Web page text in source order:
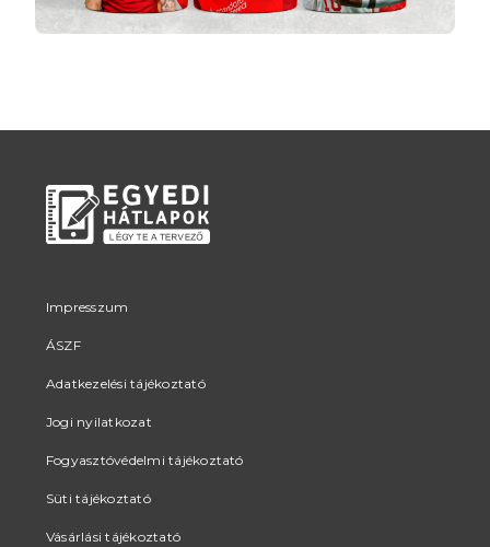
Impresszum
ÁSZF
Adatkezelési tájékoztató
Jogi nyilatkozat
Fogyasztóvédelmi tájékoztató
Süti tájékoztató
Vásárlási tájékoztató